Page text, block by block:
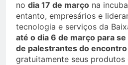
no dia 17 de março na
entanto, empresários e
tecnologia e serviços da
até o dia 6 de março para
de palestrantes do encontro
gratuitamente seus produtos